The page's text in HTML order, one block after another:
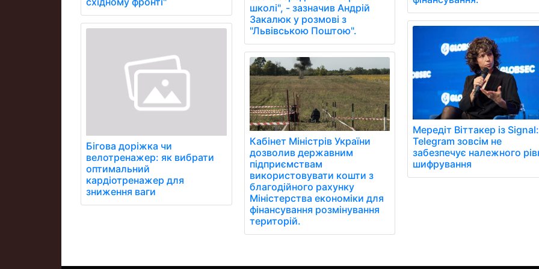
Бігова доріжка чи
велотренажер: як вибрати
оптимальний
кардіотренажер для
зниження ваги
школі", - зазначив Андрій
Закалюк у розмові з
"Львівською Поштою".
Кабінет Міністрів України
дозволив державним
підприємствам
використовувати кошти з
благодійного рахунку
Міністерства економіки для
фінансування розмінування
територій.
Мередіт Віттакер із Signal:
Telegram зовсім не
забезпечує належного
шифрування